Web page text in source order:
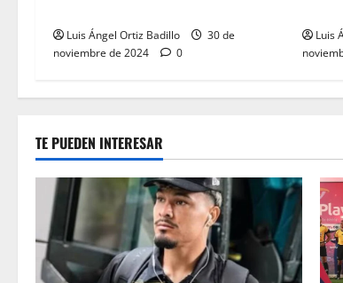
Luis Ángel Ortiz Badillo
30 de
noviembre de 2024
0
Luis
TE PUEDEN INTERESAR